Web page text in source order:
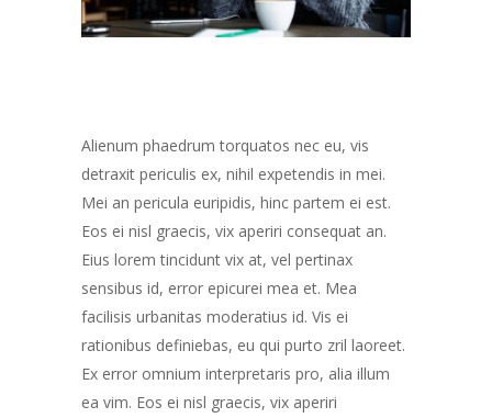
Alienum phaedrum torquatos nec eu, vis
detraxit periculis ex, nihil expetendis in mei.
Mei an pericula euripidis, hinc partem ei est.
Eos ei nisl graecis, vix aperiri consequat an.
Eius lorem tincidunt vix at, vel pertinax
sensibus id, error epicurei mea et. Mea
facilisis urbanitas moderatius id. Vis ei
rationibus definiebas, eu qui purto zril laoreet.
Ex error omnium interpretaris pro, alia illum
ea vim. Eos ei nisl graecis, vix aperiri